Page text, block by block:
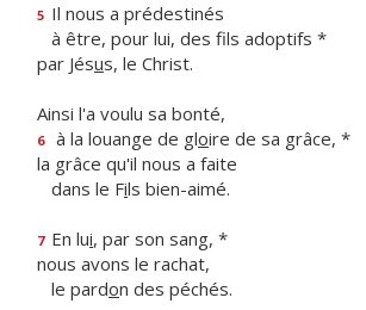
5 Il nous a prédestinés
à être, pour lui, des fls adoptifs *
par Jésus, le Christ.
Ainsi l'a voulu sa bonté,
6 à la louange de gloire de sa grâce, *
la grâce qu'il nous a faite
dans le Fils bien-aimé.
7 En lui, par son sang, *
nous avons le rachat,
le pardon des péchés.